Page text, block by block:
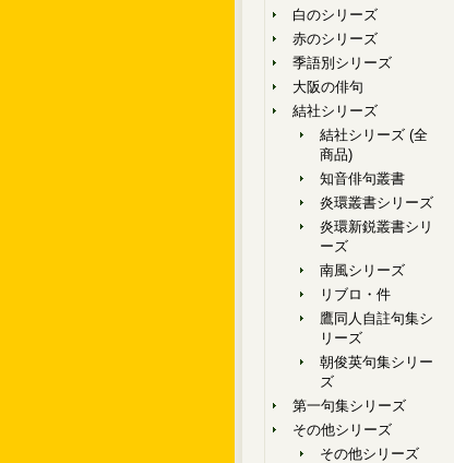
白のシリーズ
赤のシリーズ
季語別シリーズ
大阪の俳句
結社シリーズ
結社シリーズ (全
商品)
知音俳句叢書
炎環叢書シリーズ
炎環新鋭叢書シリ
ーズ
南風シリーズ
リブロ・件
鷹同人自註句集シ
リーズ
朝俊英句集シリー
ズ
第一句集シリーズ
その他シリーズ
その他シリーズ